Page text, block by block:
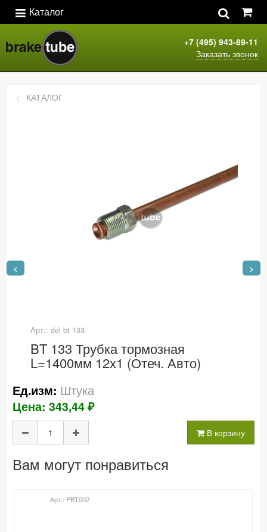
Каталог
+7 (495) 943-89-11
Заказать звонок
< >
КАТАЛОГ
Арт.: del bt 133
BT 133 Трубка тормозная
L=1400мм 12х1 (Отеч. Авто)
Ед.изм: Штука
Цена: 343,44 ₽
В корзину
Вам могут понравиться
Арт.: PBT002